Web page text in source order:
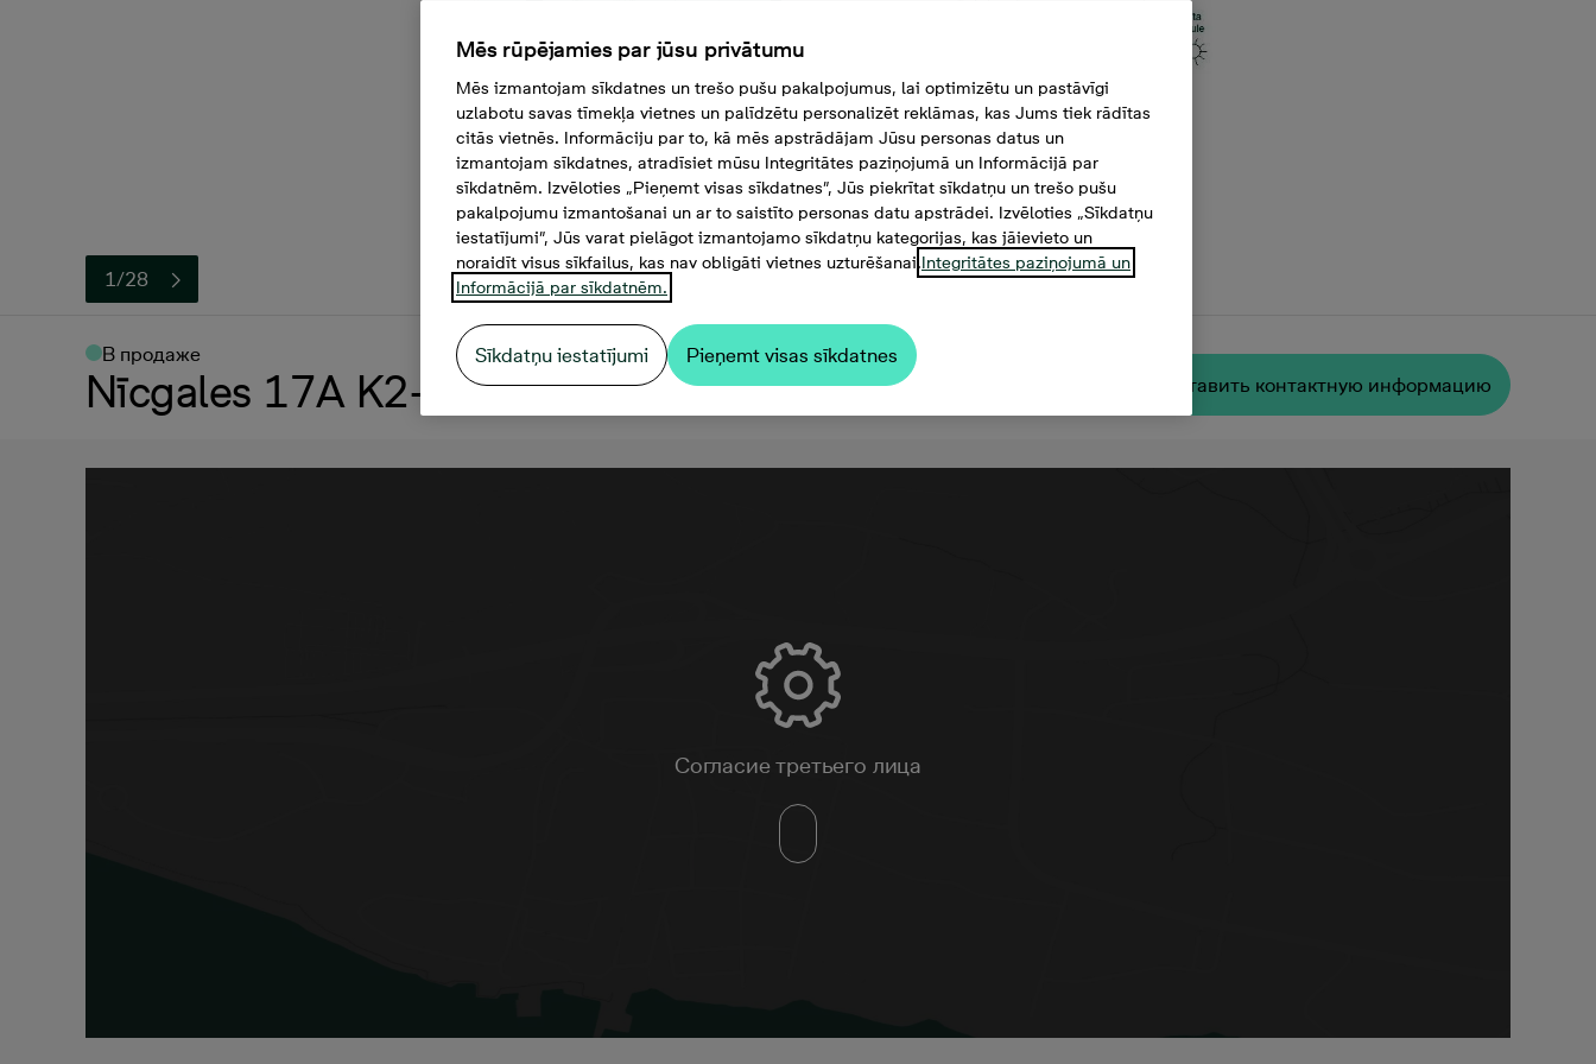
1/28
В продаже
Nīcgales 17A K2-32, 232 000 €, 3 комнаты, 80,7 м² Oставить контактную информацию
Согласие третьего лица
Mēs rūpējamies par jūsu privātumu
Mēs izmantojam sīkdatnes un trešo pušu pakalpojumus, lai optimizētu un pastāvīgi
uzlabotu savas tīmekļa vietnes un palīdzētu personalizēt reklāmas, kas Jums tiek rādītas
citās vietnēs. Informāciju par to, kā mēs apstrādājam Jūsu personas datus un
izmantojam sīkdatnes, atradīsiet mūsu Integritātes paziņojumā un Informācijā par
sīkdatnēm. Izvēloties „Pieņemt visas sīkdatnes”, Jūs piekrītat sīkdatņu un trešo pušu
pakalpojumu izmantošanai un ar to saistīto personas datu apstrādei. Izvēloties „Sīkdatņu
iestatījumi”, Jūs varat pielāgot izmantojamo sīkdatņu kategorijas, kas jāievieto un
noraidīt visus sīkfailus, kas nav obligāti vietnes uzturēšanai.Integritātes paziņojumā un
Informācijā par sīkdatnēm.
Sīkdatņu iestatījumi Pieņemt visas sīkdatnes